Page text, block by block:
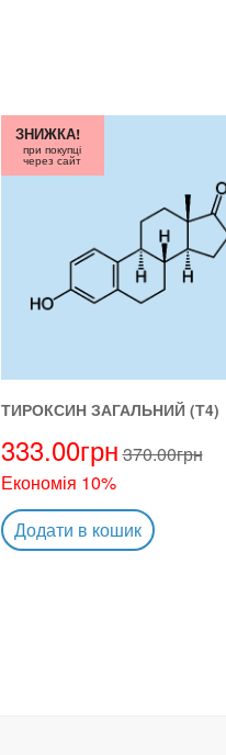
ТИРОКСИН ЗАГАЛЬНИЙ (Т4)
333.00грн370.00грн
Економія 10%
ЗНИЖКА!
при покупці
через сайт
Додати в кошик